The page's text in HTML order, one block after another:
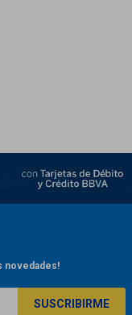
novedades!
SUSCRIBIRME